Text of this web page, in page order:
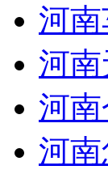
河南
河南
河南
河